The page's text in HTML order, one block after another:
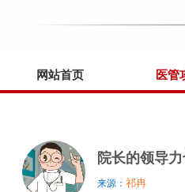
网站首页 医管
院长的领导
来源： 祁冉